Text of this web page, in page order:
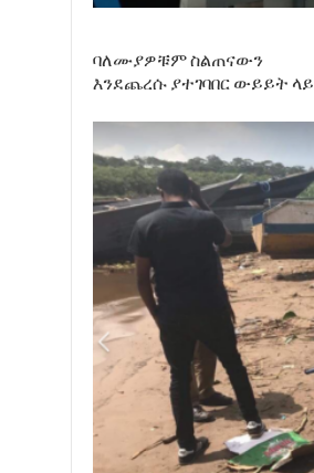
ባለሙያዎቹም ስልጠናውን
እንደጨረሱ ያተገባበር ውይይት ላይ